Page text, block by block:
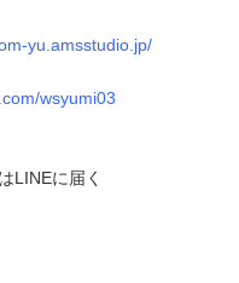
yu.amsstudio.jp/
wsyumi03
LINEに届く